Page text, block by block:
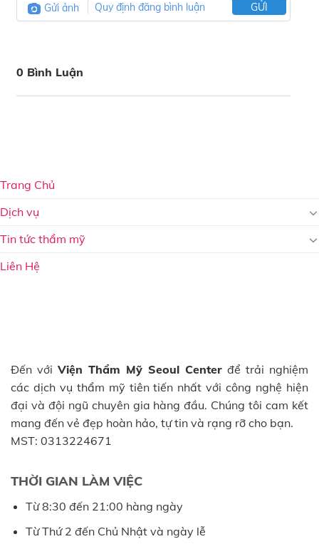
Gửi ảnh Quy định đăng bình luận GỬI
0 Bình Luận
Trang Chủ
Dịch vụ
Tin tức thẩm mỹ
Liên Hệ
Đến với Viện Thẩm Mỹ Seoul Center để trải nghiệm
các dịch vụ thẩm mỹ tiên tiến nhất với công nghệ hiện
đại và đội ngũ chuyên gia hàng đầu. Chúng tôi cam kết
mang đến vẻ đẹp hoàn hảo, tự tin và rạng rỡ cho bạn.
MST: 0313224671
THỜI GIAN LÀM VIỆC
Từ 8:30 đến 21:00 hàng ngày
Từ Thứ 2 đến Chủ Nhật và ngày lễ